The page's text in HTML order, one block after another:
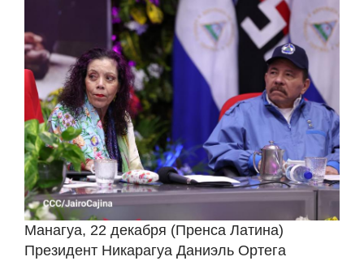
Манагуа, 22 декабря (Пренса Латина)
Президент Никарагуа Даниэль Ортега